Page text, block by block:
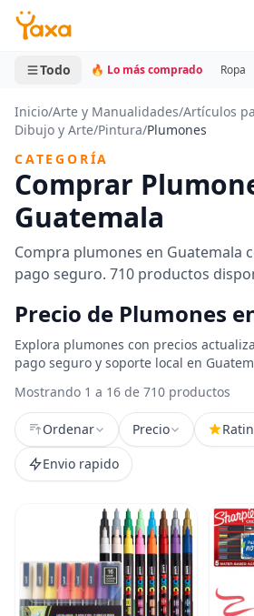
MINI CARRITO
0 productos
Todo 🔥 Lo más comprado Ropa
Inicio/Arte y Manualidades/Artículos
Dibujo y Arte/Pintura/Plumones
CATEGORÍA
Comprar
Guatemala
Compra plumones en Guatemala
pago seguro. 710 productos
Precio de Plumones
Explora plumones con precios
pago seguro y soporte local en
Mostrando 1 a 16 de 710 productos
Ordenar Precio
Envio rapido